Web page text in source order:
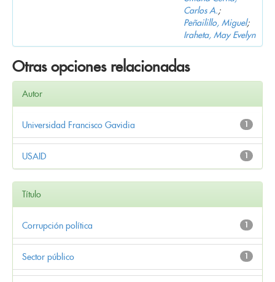
Carlos A.;
Peñailillo, Miguel;
Iraheta, May Evelyn
Otras opciones relacionadas
Autor
1
Universidad Francisco Gavidia
1
USAID
Título
1
Corrupción política
1
Sector público